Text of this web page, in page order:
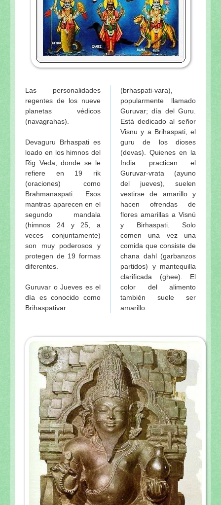
Las personalidades
regentes de los nueve
planetas védicos
(navagrahas).
Devaguru Brhaspati es
loado en los himnos del
Rig Veda, donde se le
refiere en 19 rik
(oraciones) como
Brahmanaspati. Esos
mantras aparecen en el
segundo mandala
(himnos 24 y 25, a
veces conjuntamente)
son muy poderosos y
protegen de 19 formas
diferentes.
Guruvar o Jueves es el
día es conocido como
Brihaspativar
(brhaspati-vara),
popularmente llamado
Guruvar; día del Guru.
Está dedicado al señor
Visnu y a Brihaspati, el
guru de los dioses
(devas). Quienes en la
India practican el
Guruvar-vrata (ayuno
del jueves), suelen
vestirse de amarillo y
hacen ofrendas de
flores amarillas a Visnú
y Birhaspati. Solo
comen una vez una
comida que consiste de
chana dahl (garbanzos
partidos) y mantequilla
clarificada (ghee). El
color del alimento
también suele ser
amarillo.